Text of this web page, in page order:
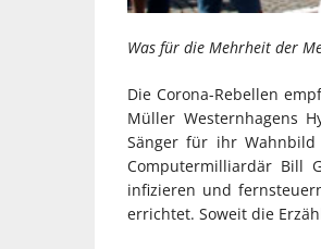
Was für die Mehrheit der
Die Corona-Rebellen
Müller Westernhagens
Sänger für ihr Wahnbild
Computermilliardär Bill
infizieren und
errichtet. Soweit die